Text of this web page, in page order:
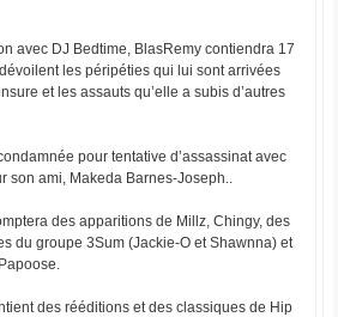
avec DJ Bedtime, BlasRemy contiendra 17
les péripéties qui lui sont arrivées
et les assauts qu’elle a subis d’autres
pour tentative d’assassinat avec
son ami, Makeda Barnes-Joseph..
des apparitions de Millz, Chingy, des
du groupe 3Sum (Jackie-O et Shawnna) et
des rééditions et des classiques de Hip